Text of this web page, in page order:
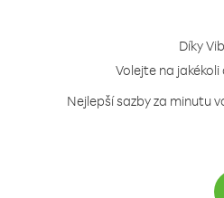
Díky
Volejte na
Nejlepší sazby za minutu